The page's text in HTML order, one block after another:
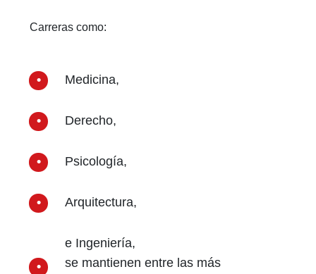
Carreras como:
Medicina,
Derecho,
Psicología,
Arquitectura,
e Ingeniería,
se mantienen entre las más